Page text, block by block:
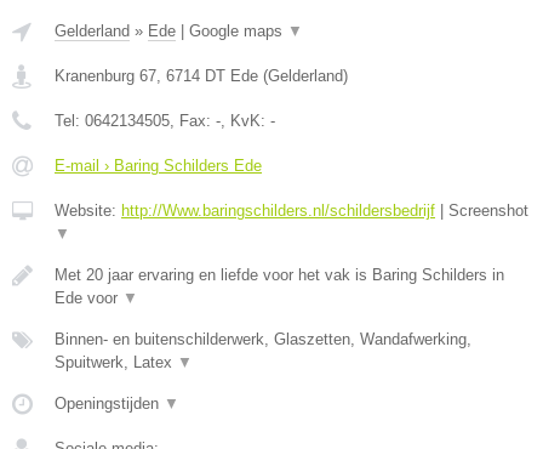
Gelderland » Ede Google maps ▼
Kranenburg 67 6714 DT Ede (Gelderland)
Tel: 0642134505 , Fax: - , KvK: -
E-mail › Baring Schilders Ede
Website: http://Www.baringschilders.nl/schildersbedrijf
Screenshot
▼
Met 20 jaar ervaring en liefde voor het vak is Baring Schilders in
Ede voor ▼
Binnen- en buitenschilderwerk, Glaszetten, Wandafwerking,
Spuitwerk, Latex ▼
Openingstijden ▼